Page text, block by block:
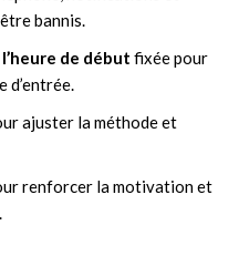
bannis.
de début fixée pour
d’entrée.
ajuster la méthode et
renforcer la motivation et